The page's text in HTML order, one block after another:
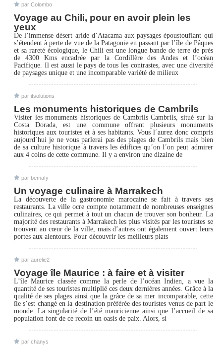
par Colombo
Voyage au Chili, pour en avoir plein les
yeux
De l’immense désert aride d’Atacama aux paysages époustouflant qui
s’étendent à perte de vue de la Patagonie en passant par l’île de Pâques
et sa rareté écologique, le Chili est une longue bande de terre de près
de 4300 Kms encadrée par la Cordillère des Andes et l’océan
Pacifique. Il est aussi le pays de tous les contrastes, avec une diversité
de paysages unique et une incomparable variété de milieux
par itsolutions
Les monuments historiques de Cambrils
Visiter les monuments historiques de Cambrils Cambrils, situé sur la
Costa Dorada, est une commune offrant plusieurs monuments
historiques aux touristes et à ses habitants. Vous l´aurez donc compris
aujourd´hui je ne vous parlerai pas des plages de Cambrils mais bien
de sa culture historique à travers les édifices qu´on l´on peut admirer
aux 4 coins de cette commune. Il y a environ une dizaine de
par bemafy
Un voyage culinaire à Marrakech
La découverte de la gastronomie marocaine se fait à travers ses
restaurants. La ville ocre compte notamment de nombreuses enseignes
culinaires, ce qui permet à tout un chacun de trouver son bonheur. La
majorité des restaurants à Marrakech les plus visités par les touristes se
trouvent au cœur de la ville, mais d’autres ont également ouvert leurs
portes aux alentours. Pour découvrir les meilleurs plats
par aurelie2
Voyage île Maurice : à faire et à visiter
L’île Maurice classée comme la perle de l’océan Indien, a vue la
quantité de ses touristes multiplié ces deux dernières années. Grâce à la
qualité de ses plages ainsi que la grâce de sa mer incomparable, cette
île s’est changé en la destination préférée des touristes venus de part le
monde. La singularité de l’été mauricienne ainsi que l’accueil de sa
population font de ce recoin un oasis de paix. Alors, si
par chanys